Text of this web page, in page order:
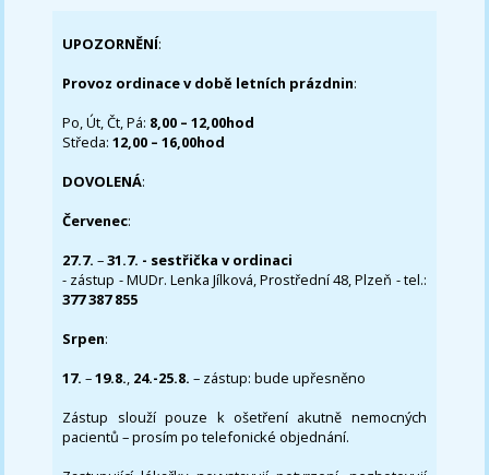
UPOZORNĚNÍ:
Provoz ordinace v době letních prázdnin:
Po, Út, Čt, Pá: 8,00 – 12,00hod
Středa:12,00 – 16,00hod
DOVOLENÁ:
Červenec:
27.7.–31.7. - sestřička v ordinaci
- zástup - MUDr. Lenka Jílková, Prostřední 48, Plzeň - tel.:
377 387 855
Srpen:
17. –19.8., 24.-25.8. – zástup: bude upřesněno
Zástup slouží pouze k ošetření akutně nemocných
pacientů – prosím po telefonické objednání.